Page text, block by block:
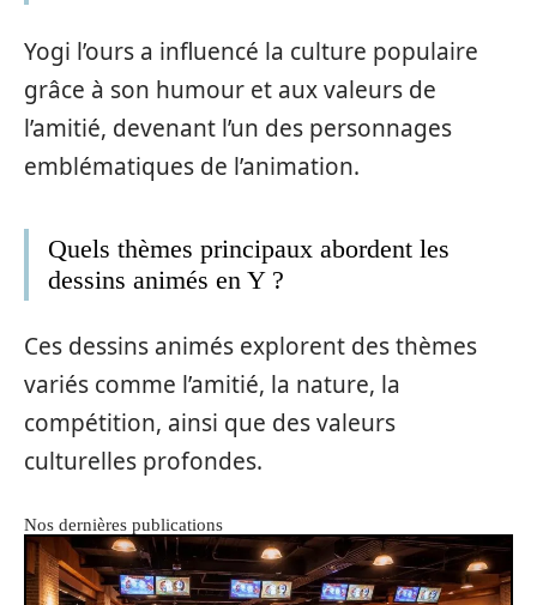
Yogi l’ours a influencé la culture populaire
grâce à son humour et aux valeurs de
l’amitié, devenant l’un des personnages
emblématiques de l’animation.
Quels thèmes principaux abordent les
dessins animés en Y ?
Ces dessins animés explorent des thèmes
variés comme l’amitié, la nature, la
compétition, ainsi que des valeurs
culturelles profondes.
Nos dernières publications